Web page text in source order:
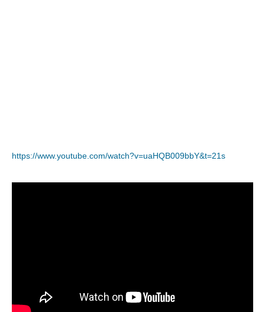
https://www.youtube.com/watch?v=uaHQB009bbY&t=21s